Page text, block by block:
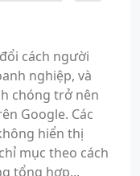
cách người
nghiệp, và
chóng trở nên
Google. Các
hiển thị
mục theo cách
tổng hợp...